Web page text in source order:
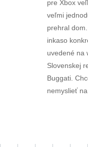
pre Xbox
veľmi
prehral
inkaso
uvedené na
Slovenskej
Buggati.
nemyslieť na